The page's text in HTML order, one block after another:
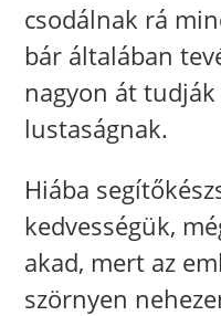
csodálnak rá
bár általában
nagyon át
lustaságnak.
Hiába
kedvességük,
akad, mert az
szörnyen